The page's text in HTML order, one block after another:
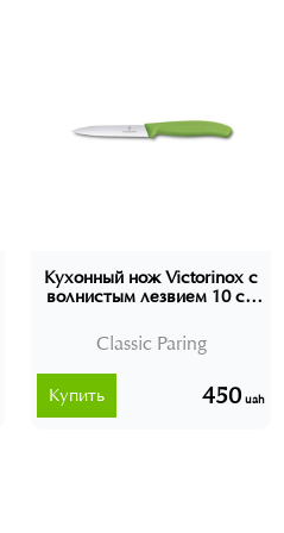
Кухонный нож Victorinox с
волнистым лезвием 10 см
Швейцария
Classic Paring
450 uah
Купить